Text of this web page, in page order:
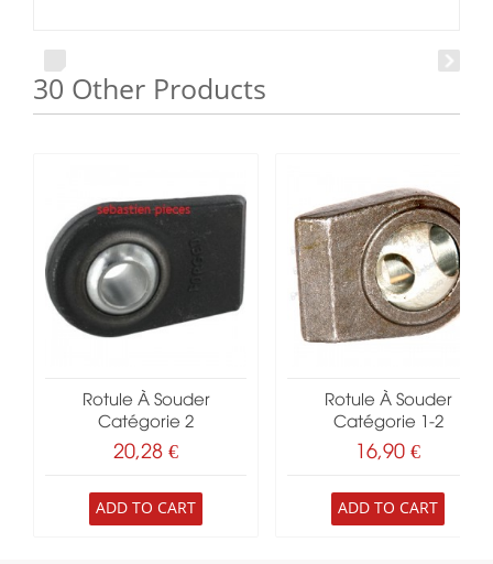
30 Other Products
Rotule À Souder
Catégorie 2
20,28 €
ADD TO CART
Rotule À Souder
Catégorie 1-2
16,90 €
ADD TO CART